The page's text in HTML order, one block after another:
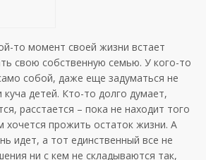
то момент своей жизни встает
свою собственную семью. У кого-то
собой, даже еще задуматься не
детей. Кто-то долго думает,
расстается – пока не находит того
хочется прожить остаток жизни. А
идет, а тот единственный все не
ни с кем не складываются так,